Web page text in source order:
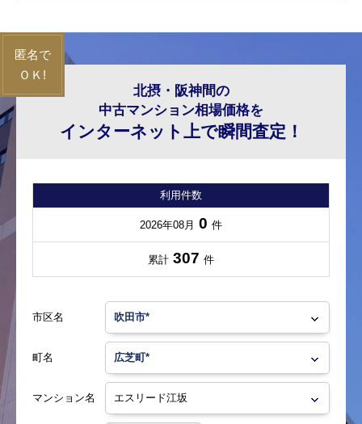
北摂・阪神間の
中古マンション相場価格を
インターネット上で瞬間査定！
利用件数
2026年08月 0 件
累計 307 件
市区名
町名
マンション名